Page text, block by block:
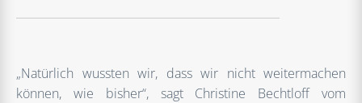
„Natürlich wussten wir, dass wir nicht weitermachen
können, wie bisher“, sagt Christine Bechtloff vom